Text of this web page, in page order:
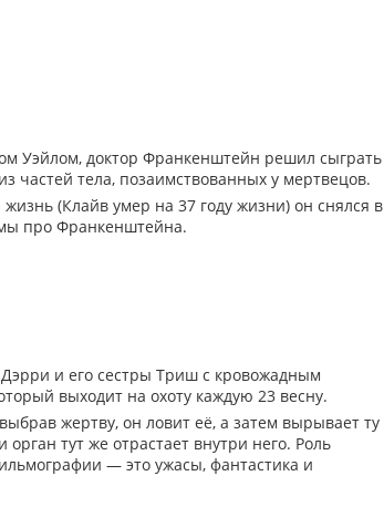
Уэйлом, доктор Франкенштейн решил сыграть
частей тела, позаимствованных у мертвецов.
(Клайв умер на 37 году жизни) он снялся в
про Франкенштейна.
и его сестры Триш с кровожадным
выходит на охоту каждую 23 весну.
жертву, он ловит её, а затем вырывает ту
тут же отрастает внутри него. Роль
— это ужасы, фантастика и